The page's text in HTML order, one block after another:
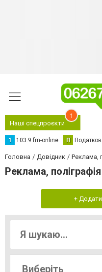
Наші спецпроєкти
1
1 103.9 fm-online П
Головна Довідник Реклама,
Реклама,
+